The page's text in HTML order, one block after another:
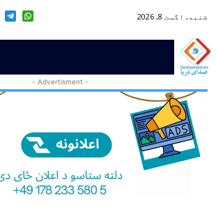
شنبه, اگست 8, 2026
- Advertisment -